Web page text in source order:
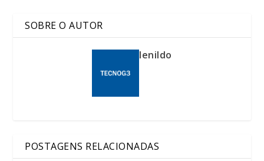
SOBRE O AUTOR
lenildo
POSTAGENS RELACIONADAS